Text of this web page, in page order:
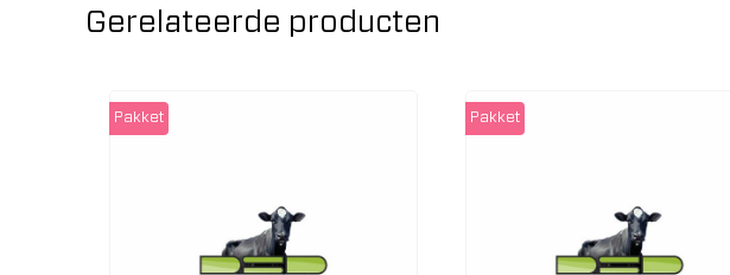
Gerelateerde producten
Pakket Pakket